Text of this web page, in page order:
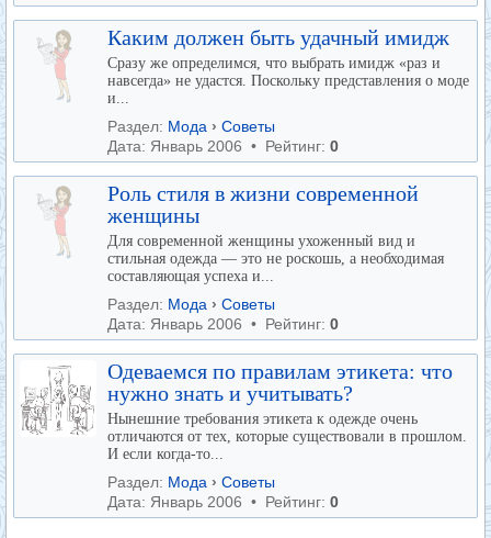
Каким должен быть удачный имидж
Сразу же определимся, что выбрать имидж «раз и
навсегда» не удастся. Поскольку представления о моде
и...
Раздел: Мода › Советы
Дата: Январь 2006 • Рейтинг: 0
Роль стиля в жизни современной
женщины
Для современной женщины ухоженный вид и
стильная одежда — это не роскошь, а необходимая
составляющая успеха и...
Раздел: Мода › Советы
Дата: Январь 2006 • Рейтинг: 0
Одеваемся по правилам этикета: что
нужно знать и учитывать?
Нынешние требования этикета к одежде очень
отличаются от тех, которые существовали в прошлом.
И если когда-то...
Раздел: Мода › Советы
Дата: Январь 2006 • Рейтинг: 0